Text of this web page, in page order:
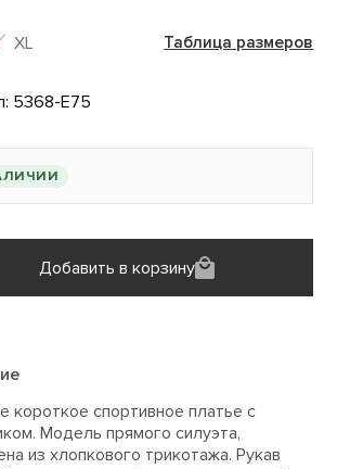
XL Таблица размеров
5368-E75
Добавить в корзину
короткое спортивное платье с
Модель прямого силуэта,
из хлопкового трикотажа. Рукав